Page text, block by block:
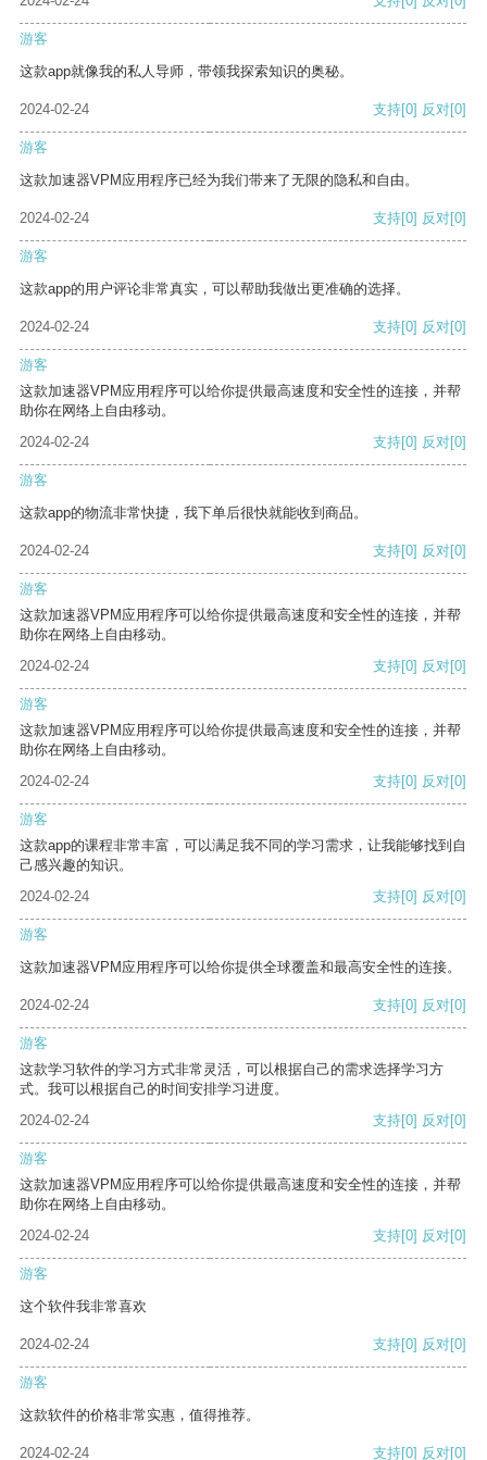
游客
这款app就像我的私人导师，带领我探索知识的奥秘。
2024-02-24 支持[0] 反对[0]
游客
这款加速器VPM应用程序已经为我们带来了无限的隐私和自由。
2024-02-24 支持[0] 反对[0]
游客
这款app的用户评论非常真实，可以帮助我做出更准确的选择。
2024-02-24 支持[0] 反对[0]
游客
这款加速器VPM应用程序可以给你提供最高速度和安全性的连接，并帮
助你在网络上自由移动。
2024-02-24
支持[0] 反对[0]
游客
这款app的物流非常快捷，我下单后很快就能收到商品。
2024-02-24 支持[0] 反对[0]
游客
这款加速器VPM应用程序可以给你提供最高速度和安全性的连接，并帮
助你在网络上自由移动。
2024-02-24
支持[0] 反对[0]
游客
这款加速器VPM应用程序可以给你提供最高速度和安全性的连接，并帮
助你在网络上自由移动。
2024-02-24
支持[0] 反对[0]
游客
这款app的课程非常丰富，可以满足我不同的学习需求，让我能够找到自
己感兴趣的知识。
2024-02-24
支持[0] 反对[0]
游客
这款加速器VPM应用程序可以给你提供全球覆盖和最高安全性的连接。
2024-02-24 支持[0] 反对[0]
游客
这款学习软件的学习方式非常灵活，可以根据自己的需求选择学习方
式。我可以根据自己的时间安排学习进度。
2024-02-24
支持[0] 反对[0]
游客
这款加速器VPM应用程序可以给你提供最高速度和安全性的连接，并帮
助你在网络上自由移动。
2024-02-24
支持[0] 反对[0]
游客
这个软件我非常喜欢
2024-02-24 支持[0] 反对[0]
游客
这款软件的价格非常实惠，值得推荐。
2024-02-24 支持[0] 反对[0]